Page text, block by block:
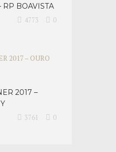
RP BOAVISTA
4773 0
2017 –
3761 0